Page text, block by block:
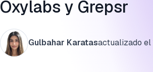
Contáctanos
Oxylabs y Grepsr
Gulbahar Karatasactualizado el
¿Qué tipos de datos se incluyen en los
de YouTube?
Cita esta investigación